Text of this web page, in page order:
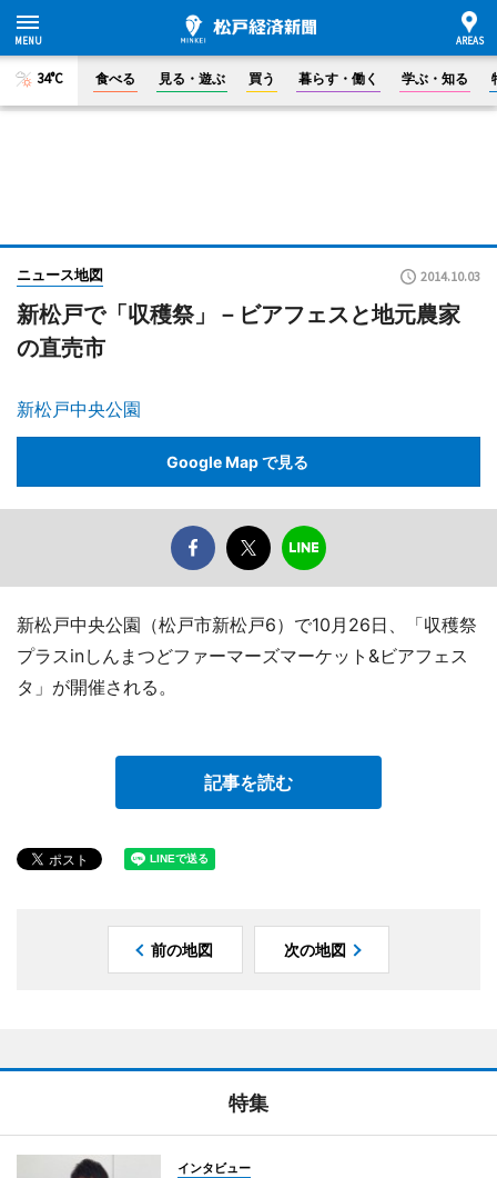
34°C 食べる 見る・遊ぶ 買う 暮らす・働く 学ぶ・知る
ニュース地図 2014.10.03
新松戸で「収穫祭」－ビアフェスと地元農家
の直売市
新松戸中央公園
Google Map で見る
新松戸中央公園（松戸市新松戸6）で10月26日、「収穫祭
プラスinしんまつどファーマーズマーケット&ビアフェス
タ」が開催される。
記事を読む
前の地図 次の地図
特集
インタビュー